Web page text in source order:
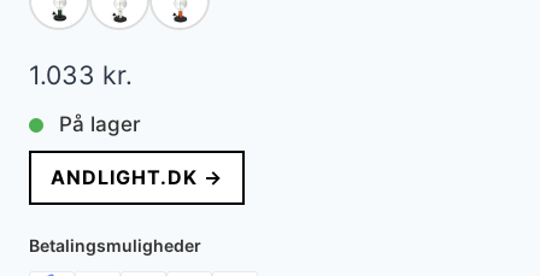
1.033 kr.
På lager
ANDLIGHT.DK →
Betalingsmuligheder